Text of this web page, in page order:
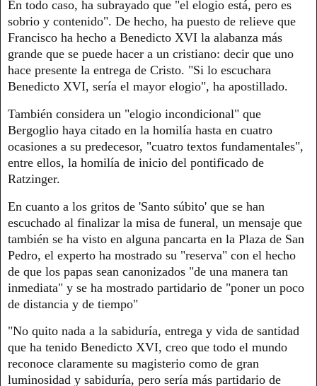
En todo caso, ha subrayado que "el elogio está, pero es
sobrio y contenido". De hecho, ha puesto de relieve que
Francisco ha hecho a Benedicto XVI la alabanza más
grande que se puede hacer a un cristiano: decir que uno
hace presente la entrega de Cristo. "Si lo escuchara
Benedicto XVI, sería el mayor elogio", ha apostillado.
También considera un "elogio incondicional" que
Bergoglio haya citado en la homilía hasta en cuatro
ocasiones a su predecesor, "cuatro textos fundamentales",
entre ellos, la homilía de inicio del pontificado de
Ratzinger.
En cuanto a los gritos de 'Santo súbito' que se han
escuchado al finalizar la misa de funeral, un mensaje que
también se ha visto en alguna pancarta en la Plaza de San
Pedro, el experto ha mostrado su "reserva" con el hecho
de que los papas sean canonizados "de una manera tan
inmediata" y se ha mostrado partidario de "poner un poco
de distancia y de tiempo"
"No quito nada a la sabiduría, entrega y vida de santidad
que ha tenido Benedicto XVI, creo que todo el mundo
reconoce claramente su magisterio como de gran
luminosidad y sabiduría, pero sería más partidario de